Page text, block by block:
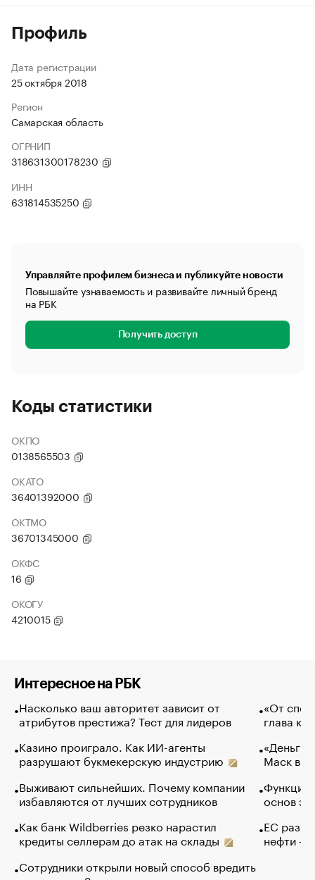
Профиль
Дата регистрации
25 октября 2018
Регион
Самарская область
ОГРНИП
318631300178230
ИНН
631814535250
Управляйте профилем бизнеса и публикуйте новости
Повышайте узнаваемость и развивайте личный бренд
на РБК
Получить доступ
Коды статистики
ОКПО
0138565503
ОКАТО
36401392000
ОКТМО
36701345000
ОКФС
16
ОКОГУ
4210015
Интересное на РБК
Насколько ваш авторитет зависит от
атрибутов престижа? Тест для лидеров
Казино проиграло. Как ИИ-агенты
разрушают букмекерскую индустрию
Выживают сильнейших. Почему компании
избавляются от лучших сотрудников
Как банк Wildberries резко нарастил
кредиты селлерам до атак на склады
Сотрудники открыли новый способ вредить
«От
глава
«Деньги
Маск в
Функции
основ
ЕС
нефти —